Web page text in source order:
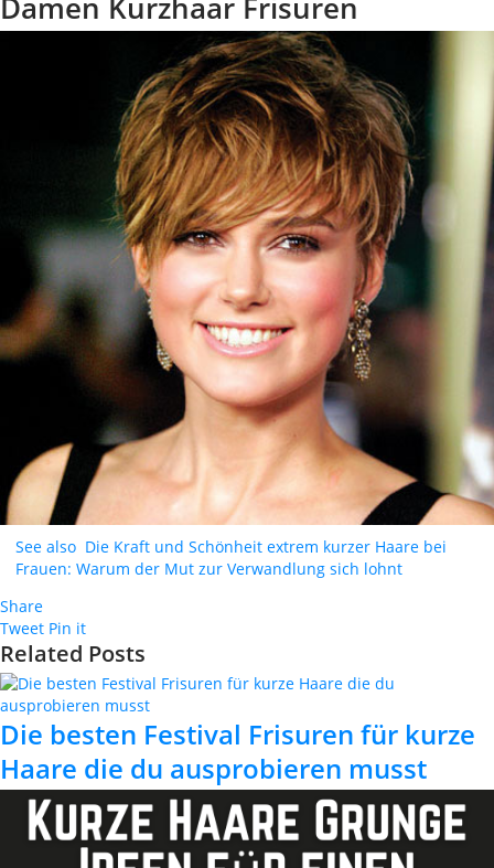
See also Die Kraft und Schönheit extrem kurzer Haare bei
Frauen: Warum der Mut zur Verwandlung sich lohnt
Share
Tweet Pin it
Related Posts
Die besten Festival Frisuren für kurze
Haare die du ausprobieren musst